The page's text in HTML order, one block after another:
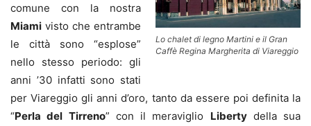
Lo chalet di legno Martini e il Gran
Caffè Regina Margherita di Viareggio
comune con la nostra
Miami visto che entrambe
le città sono “esplose”
nello stesso periodo: gli
anni ’30 infatti sono stati
per Viareggio gli anni d’oro, tanto da essere poi definita la
“Perla del Tirreno” con il meraviglio Libertydella sua